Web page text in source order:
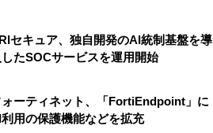
セキュア、独自開発のAI統制基盤を導
したSOCサービスを運用開始
ォーティネット、「FortiEndpoint」に
用の保護機能などを拡充